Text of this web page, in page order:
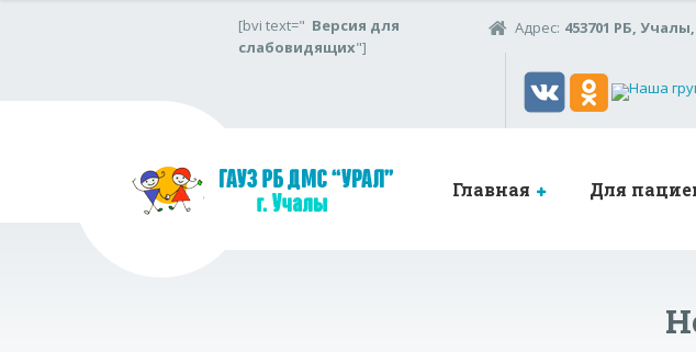
[bvi text=" Версия для
слабовидящих"]
Адрес: 453701 РБ,
Главная Для